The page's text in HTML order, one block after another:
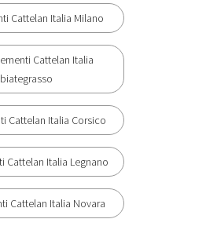
Cattelan Italia Milano
Cattelan Italia
Cattelan Italia Corsico
Cattelan Italia Legnano
Cattelan Italia Novara